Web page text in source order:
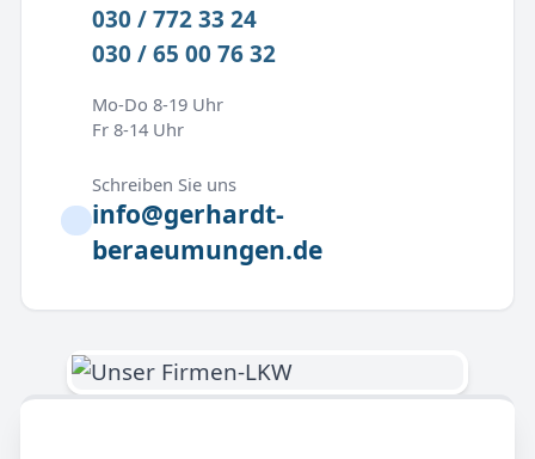
030 / 772 33 24
030 / 65 00 76 32
Mo-Do 8-19 Uhr
Fr 8-14 Uhr
Schreiben Sie uns
info@gerhardt-
beraeumungen.de